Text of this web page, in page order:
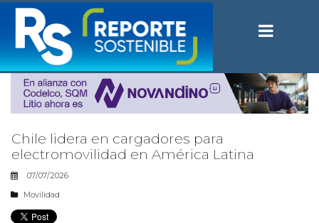
Chile lidera en cargadores para
electromovilidad en América Latina
07/07/2026
Movilidad